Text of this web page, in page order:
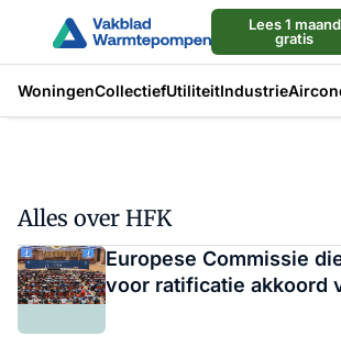
Lees 1 maand
gratis
WoningenCollectiefUtiliteitIndustrie
Alles over HFK
Europese Commissie
voor ratificatie akkoord